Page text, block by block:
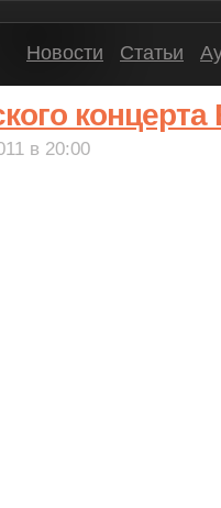
Новости Статьи
в 20:00